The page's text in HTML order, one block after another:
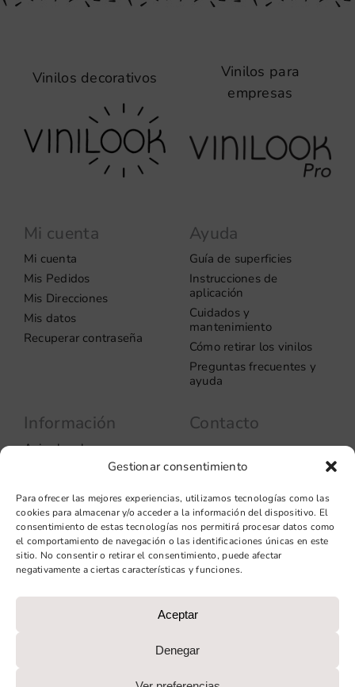
Gestionar consentimiento
Para ofrecer las mejores experiencias, utilizamos tecnologías como las
cookies para almacenar y/o acceder a la información del dispositivo. El
consentimiento de estas tecnologías nos permitirá procesar datos como
el comportamiento de navegación o las identificaciones únicas en este
sitio. No consentir o retirar el consentimiento, puede afectar
negativamente a ciertas características y funciones.
Aceptar
Denegar
Vinilos decorativos
Mi cuenta
Mi cuenta
Mis Pedidos
Mis Direcciones
Mis datos
Recuperar contraseña
Ayuda
Guía de superficies
Instrucciones de
aplicación
Cuidados y
mantenimiento
Cómo retirar los vinilos
Preguntas frecuentes y
ayuda
Información
Aviso legal
Política de privacidad
cookies
Condiciones de venta
Condiciones generales de
contratación
Diseño web: qualitystudio
Contacto
08037 – Barcelona
+34 93 706 51 69
hello@vinilook.net
Vinilos para
empresas
NEXT GENERATION (EU) DEL MECANISMO DE
RECUPERACIÓN Y RESILIENCIA